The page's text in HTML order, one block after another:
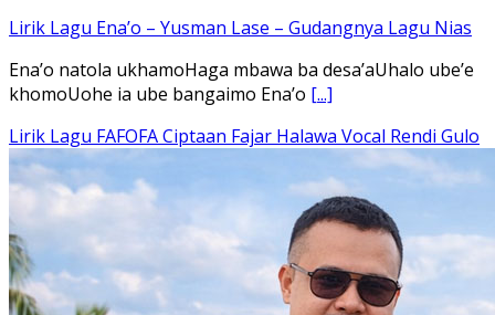
Lirik Lagu Ena’o – Yusman Lase – Gudangnya Lagu Nias